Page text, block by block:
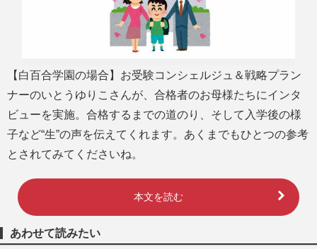
【白百合学園の場合】お受験コンシェルジュ＆戦略プラン
ナーのいとうゆりこさんが、合格者のお母様たちにインタ
ビューを実施。合格するまでの道のり、そして入学後の様
子など“生”の声を伝えてくれます。あくまでもひとつの参考
とされてみてくださいね。
本文を読む
あわせて読みたい